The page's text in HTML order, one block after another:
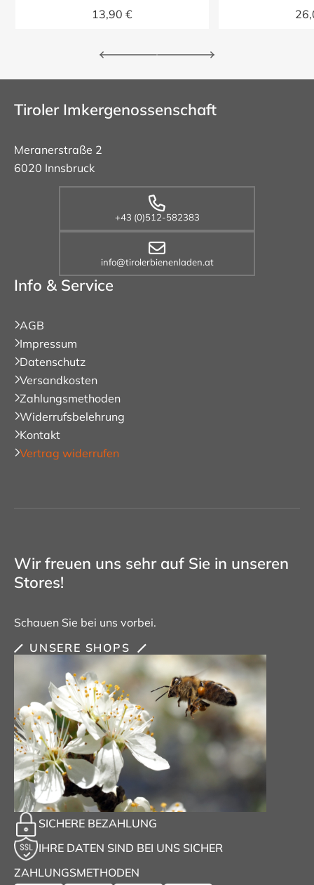
13,90 €
Tiroler Imkergenossenschaft
Meranerstraße 2
6020 Innsbruck
+43 (0)512-582383
info@tirolerbienenladen.at
Info & Service
AGB
Impressum
Datenschutz
Versandkosten
Zahlungsmethoden
Widerrufsbelehrung
Kontakt
Vertrag widerrufen
Wir freuen uns sehr auf Sie in unseren
Stores!
Schauen Sie bei uns vorbei.
UNSERE SHOPS
SICHERE BEZAHLUNG
IHRE DATEN SIND BEI UNS SICHER
ZAHLUNGSMETHODEN